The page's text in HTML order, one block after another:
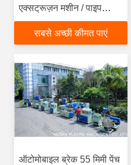
एक्सट्रूज़न मशीन / पाइप
एक्सट्रूज़न लाइन
सबसे अच्छी कीमत पाएं
ऑटोमोबाइल ब्रेक 55 मिमी पेंच